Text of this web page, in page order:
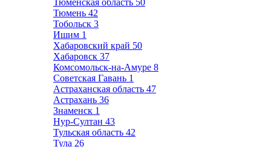
Тюменская область 50
Тюмень 42
Тобольск 3
Ишим 1
Хабаровский край 50
Хабаровск 37
Комсомольск-на-Амуре 8
Советская Гавань 1
Астраханская область 47
Астрахань 36
Знаменск 1
Нур-Султан 43
Тульская область 42
Тула 26